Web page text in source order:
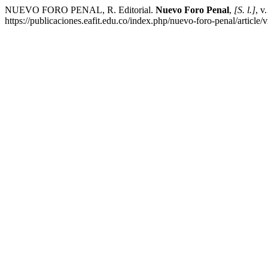
NUEVO FORO PENAL, R. Editorial. Nuevo Foro Penal, [S. l.],
https://publicaciones.eafit.edu.co/index.php/nuevo-foro-penal/article/